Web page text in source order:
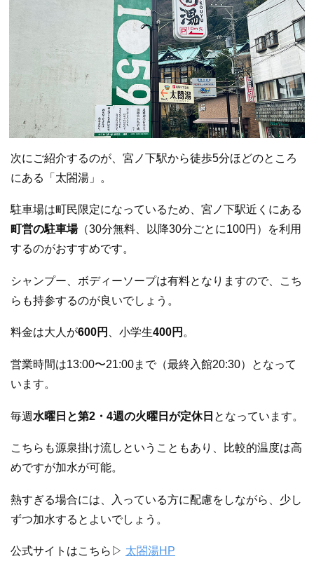
次にご紹介するのが、宮ノ下駅から徒歩5分ほどのところ
にある「太閤湯」。
駐車場は町民限定になっているため、宮ノ下駅近くにある
町営の駐車場（30分無料、以降30分ごとに100円）を利用
するのがおすすめです。
シャンプー、ボディーソープは有料となりますので、こち
らも持参するのが良いでしょう。
料金は大人が600円 、小学生400円 。
営業時間は13:00〜21:00まで（最終入館20:30）となって
います。
毎週 水曜日と第2・4週の火曜日が定休日 となっています。
こちらも源泉掛け流しということもあり、比較的温度は高
めですが加水が可能。
熱すぎる場合には、入っている方に配慮をしながら、少し
ずつ加水するとよいでしょう。
公式サイトはこちら▷ 太閤湯HP